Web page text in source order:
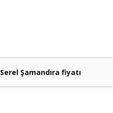
Serel Şamandıra fiyatı